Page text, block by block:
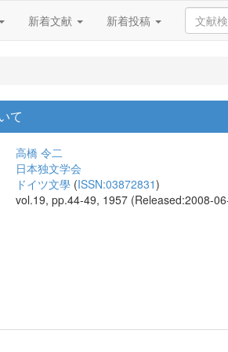
新着文献 新着投稿
て
高橋 令二
日本独文学会
ドイツ文學 (ISSN:03872831)
vol.19, pp.44-49, 1957 (Released:2008-